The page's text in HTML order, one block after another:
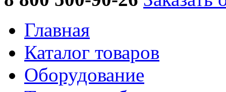
Главная
Каталог товаров
Оборудование